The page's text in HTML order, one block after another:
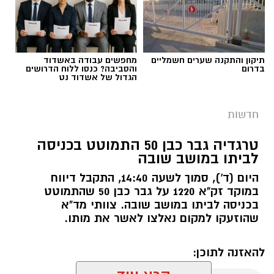
FREEPIK
תנועת"עתיד לעוטף"בירכה על הודעת שר
הביטחון, שלפיה לא יתבצע בשלב זה כל רידוד
בסד"כ ההגנה ובכיתות הכוננות ביישובי עוטף עזה.
תיקון והתקנה שערים חשמליים
בדרום
מחפשים עבודה באשדוד
והסביבה? כנסו ללוח הדרושים
הגדול של אשדוד נט
חדשות
טרגדיה גבר כבן 50 התמוטט בכניסה
לביתו במושב שובה
היום (ד'), סמוך לשעה 14:40, התקבל דיווח
במוקד זק"א 1220 על גבר כבן 50 שהתמוטט
בכניסה לביתו במושב שובה. צוותי מד"א
שהוזעקו למקום נאלצו לאשר את מותו.
להאזנה לתוכן: